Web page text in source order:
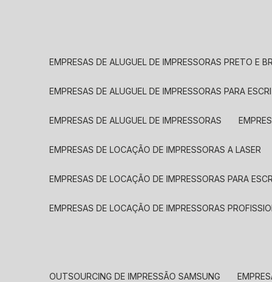
EMPRESAS DE ALUGUEL DE IMPRESSORAS PRETO E
EMPRESAS DE ALUGUEL DE IMPRESSORAS PARA
EMPRESAS DE ALUGUEL DE IMPRESSORAS
EMPRESAS DE LOCAÇÃO DE IMPRESSORAS A LASER
EMPRESAS DE LOCAÇÃO DE IMPRESSORAS PARA
EMPRESAS DE LOCAÇÃO DE IMPRESSORAS
OUTSOURCING DE IMPRESSÃO SAMSUNG